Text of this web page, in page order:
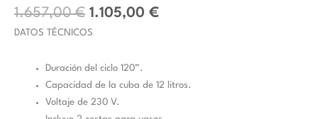
1.657,00€
1.657,00 €.
1.105,00 €
1.105,00 €.
DATOS TÉCNICOS
Duración del ciclo 120”.
Capacidad de la cuba de 12 litros.
Voltaje de 230 V.
E-